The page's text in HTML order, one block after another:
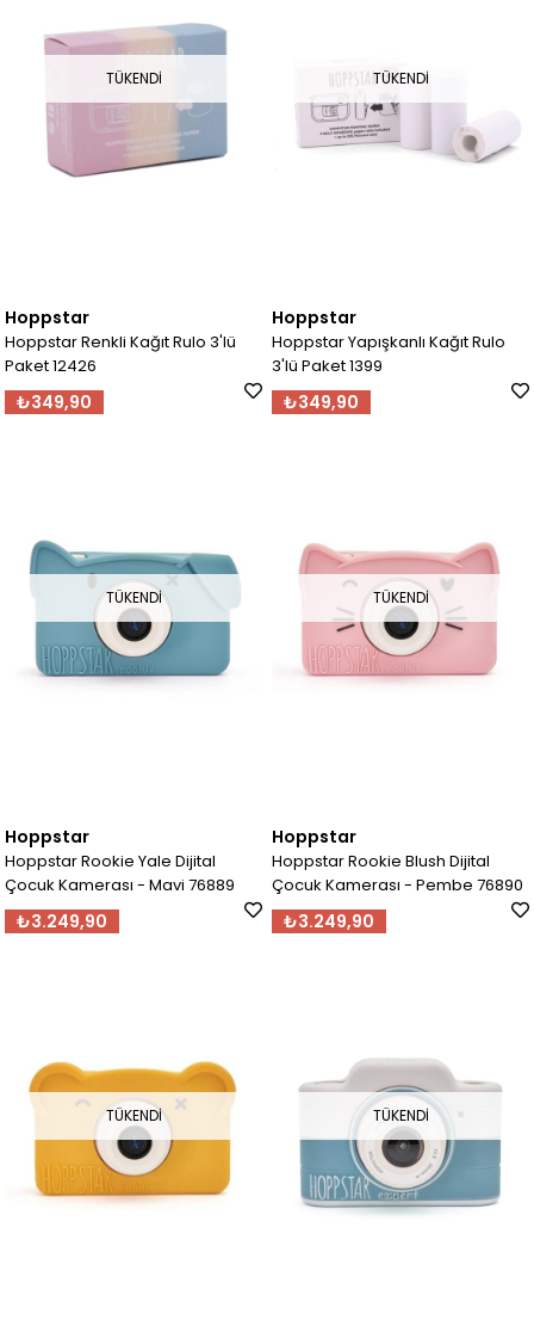
TÜKENDI
Hoppstar
Hoppstar Renkli Kağıt Rulo 3'lü
Paket 12426
₺349,90
TÜKENDI
Hoppstar
Hoppstar Yapışkanlı Kağıt Rulo
3'lü Paket 1399
₺349,90
TÜKENDI
Hoppstar
Hoppstar Rookie Yale Dijital
Çocuk Kamerası - Mavi 76889
₺3.249,90
TÜKENDI
Hoppstar
Hoppstar Rookie Blush Dijital
Çocuk Kamerası - Pembe 76890
₺3.249,90
TÜKENDI TÜKENDI